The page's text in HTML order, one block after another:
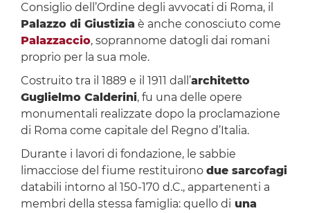
Consiglio dell’Ordine degli avvocati di Roma, il
Palazzo di Giustizia è anche conosciuto come
Palazzaccio, soprannome datogli dai romani
proprio per la sua mole.
Costruito tra il 1889 e il 1911 dall’architetto
Guglielmo Calderini, fu una delle opere
monumentali realizzate dopo la proclamazione
di Roma come capitale del Regno d’Italia.
Durante i lavori di fondazione, le sabbie
limacciose del fiume restituirono due sarcofagi
databili intorno al 150-170 d.C., appartenenti a
membri della stessa famiglia: quello di una